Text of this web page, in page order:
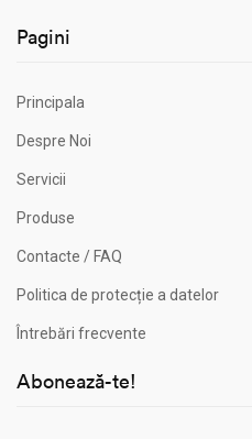
Pagini
Principala
Despre Noi
Servicii
Produse
Contacte / FAQ
Politica de protecție a datelor
Întrebări frecvente
Abonează-te!